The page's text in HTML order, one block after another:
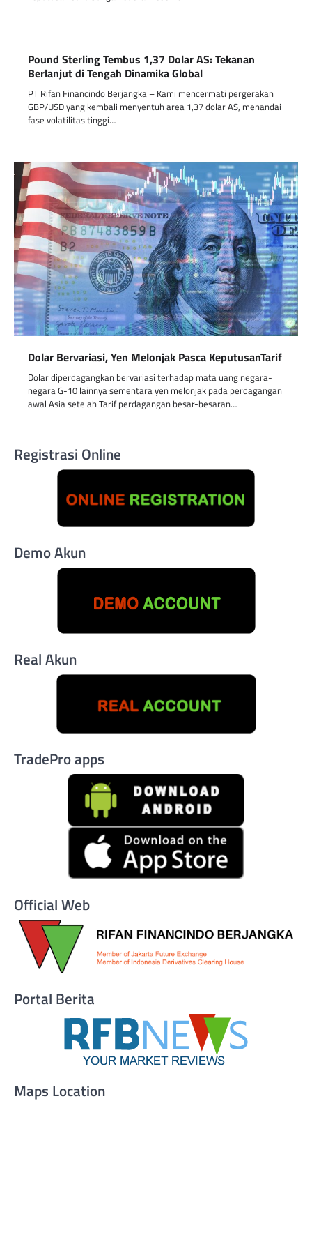
Pound Sterling Tembus 1,37 Dolar AS: Tekanan
Berlanjut di Tengah Dinamika Global
PT Rifan Financindo Berjangka – Kami mencermati pergerakan
GBP/USD yang kembali menyentuh area 1,37 dolar AS, menandai
fase volatilitas tinggi…
Dolar Bervariasi, Yen Melonjak Pasca KeputusanTarif
Dolar diperdagangkan bervariasi terhadap mata uang negara-
negara G-10 lainnya sementara yen melonjak pada perdagangan
awal Asia setelah Tarif perdagangan besar-besaran…
Registrasi Online
Demo Akun
Real Akun
TradePro apps
Official Web
Portal Berita
Maps Location